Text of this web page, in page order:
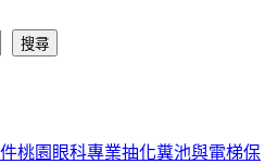
搜尋
桃園眼科專業抽化糞池與電梯保